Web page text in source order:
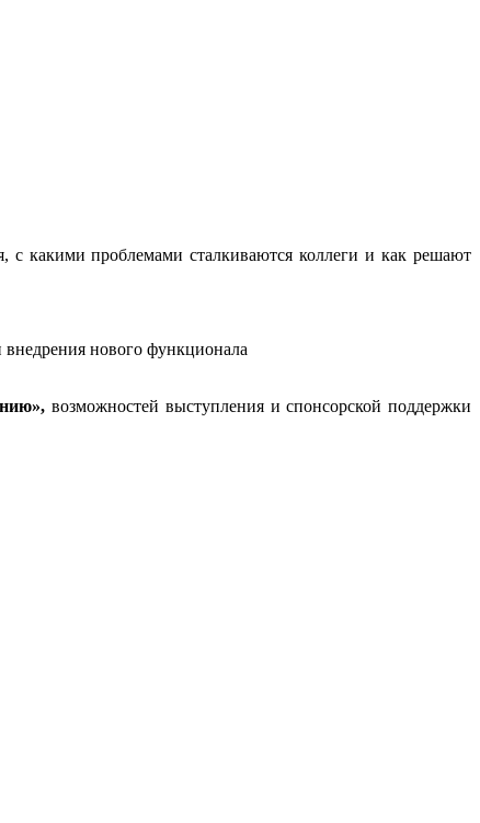
с какими проблемами сталкиваются коллеги и как решают
нового функционала
возможностей выступления и спонсорской поддержки